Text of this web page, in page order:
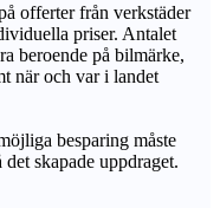
offerter från verkstäder
priser. Antalet
beroende på bilmärke,
när och var i landet
besparing måste
skapade uppdraget.